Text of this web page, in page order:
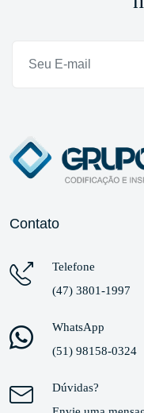
Contato
Telefone
(47) 3801-1997
WhatsApp
(51) 98158-0324
Dúvidas?